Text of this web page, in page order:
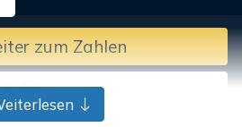
zum Zahlen
Überweisung